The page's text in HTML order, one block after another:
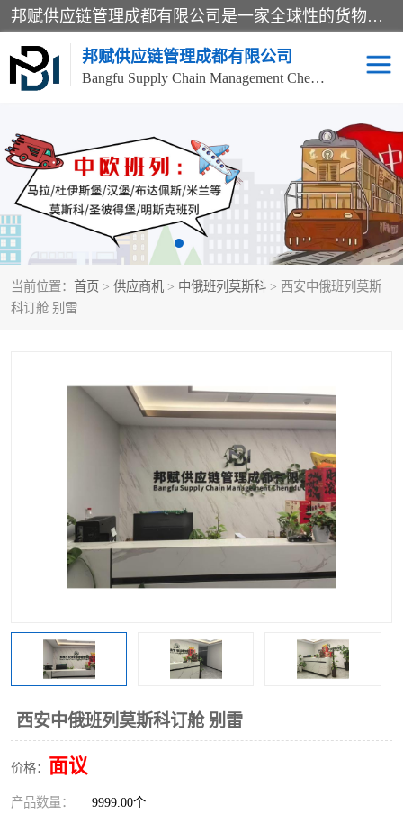
邦赋供应链管理成都有限公司是一家全球性的货物运输代理公司，主要从事：波兰中欧班列、德国中欧班列、出口莫斯科班列、中欧班列进口、蓉欧铁路、成都出口空运等业务，同时亦提供报关、报检、仓储、码头操作等服务。
邦赋供应链管理成都有限公司
Bangfu Supply Chain Management Chengdu Co.,LTD
当前位置： 首页 > 供应商机 > 中俄班列莫斯科 > 西安中俄班列莫斯
科订舱 别雷
西安中俄班列莫斯科订舱 别雷
价格： 面议
产品数量： 9999.00个
进出口门到门 成都中欧班列
国际汽运 国际空运
食品进口物流清关 南美海运
中俄铁路班列 中欧班列进口红酒啤酒
马来西亚物流
东南亚铁路 铁路出口拼箱/整柜
中俄班列莫斯科